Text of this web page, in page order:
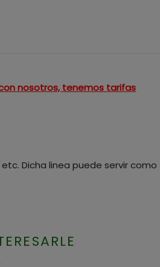
nosotros, tenemos tarifas
Dicha linea puede servir como